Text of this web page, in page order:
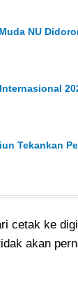
NU
Tekankan
cetak ke
akan